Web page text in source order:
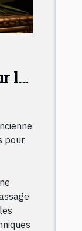
la
pour